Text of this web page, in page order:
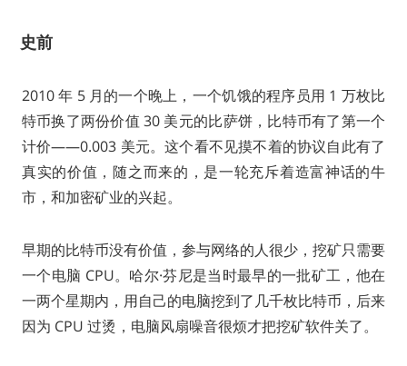
史前
2010 年 5 月的一个晚上，一个饥饿的程序员用 1 万枚比
特币换了两份价值 30 美元的比萨饼，比特币有了第一个
计价——0.003 美元。这个看不见摸不着的协议自此有了
真实的价值，随之而来的，是一轮充斥着造富神话的牛
市，和加密矿业的兴起。
早期的比特币没有价值，参与网络的人很少，挖矿只需要
一个电脑 CPU。哈尔·芬尼是当时最早的一批矿工，他在
一两个星期内，用自己的电脑挖到了几千枚比特币，后来
因为 CPU 过烫，电脑风扇噪音很烦才把挖矿软件关了。